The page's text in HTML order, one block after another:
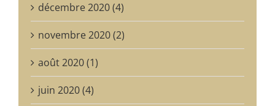
décembre 2020 (4)
novembre 2020 (2)
août 2020 (1)
juin 2020 (4)